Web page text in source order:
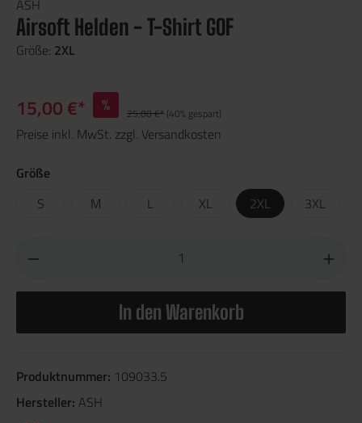
ASH
Airsoft Helden - T-Shirt GOF
Größe: 2XL
15,00 €* % 25,00 €* (40% gespart)
Preise inkl. MwSt. zzgl. Versandkosten
Größe
S
M L XL 2XL 3XL
In den Warenkorb
Produktnummer: 109033.5
Hersteller: ASH